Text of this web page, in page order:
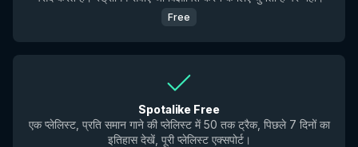
Free
Spotalike Free
एक प्लेलिस्ट, प्रति समान गाने की प्लेलिस्ट में 50 तक ट्रैक, पिछले 7 दिनों का
इतिहास देखें, पूरी प्लेलिस्ट एक्सपोर्ट।